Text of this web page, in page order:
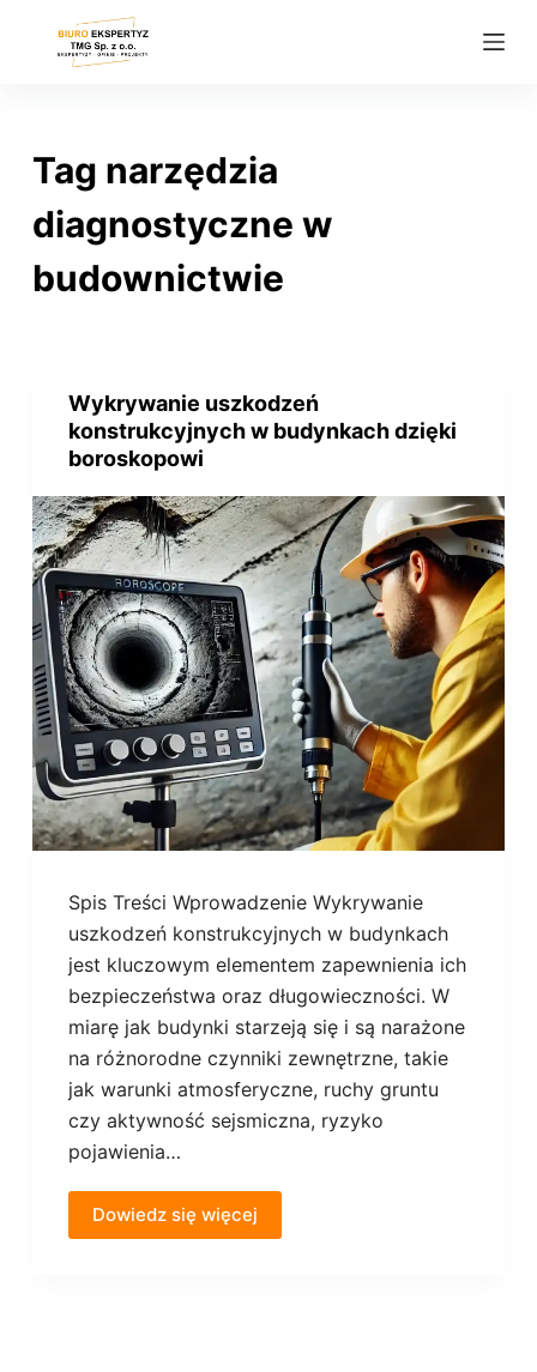
Tag narzędzia
diagnostyczne w
budownictwie
Wykrywanie uszkodzeń
konstrukcyjnych w budynkach dzięki
boroskopowi
Spis Treści Wprowadzenie Wykrywanie
uszkodzeń konstrukcyjnych w budynkach
jest kluczowym elementem zapewnienia ich
bezpieczeństwa oraz długowieczności. W
miarę jak budynki starzeją się i są narażone
na różnorodne czynniki zewnętrzne, takie
jak warunki atmosferyczne, ruchy gruntu
czy aktywność sejsmiczna, ryzyko
pojawienia…
Dowiedz się więcej